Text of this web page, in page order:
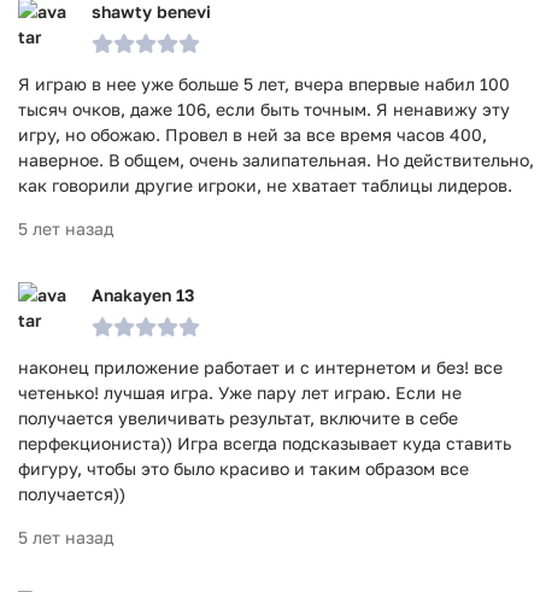
shawty benevi
Я играю в нее уже больше 5 лет, вчера впервые набил 100
тысяч очков, даже 106, если быть точным. Я ненавижу эту
игру, но обожаю. Провел в ней за все время часов 400,
наверное. В общем, очень залипательная. Но действительно,
как говорили другие игроки, не хватает таблицы лидеров.
5 лет назад
Anakayen 13
наконец приложение работает и с интернетом и без! все
четенько! лучшая игра. Уже пару лет играю. Если не
получается увеличивать результат, включите в себе
перфекциониста)) Игра всегда подсказывает куда ставить
фигуру, чтобы это было красиво и таким образом все
получается))
5 лет назад